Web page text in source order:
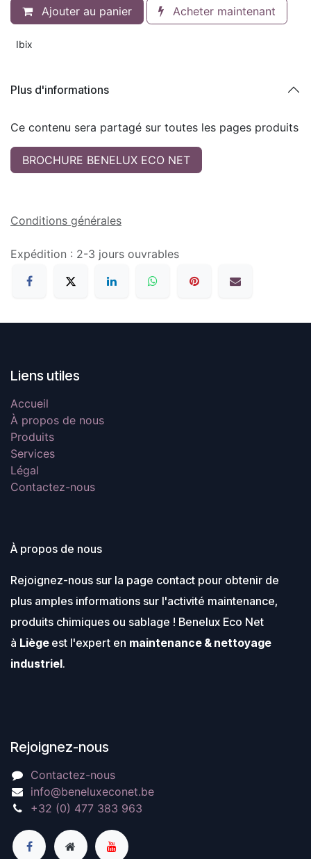
Ajouter au panier Acheter maintenant
Ibix
Plus d'informations
Ce contenu sera partagé sur toutes les pages produits
BROCHURE BENELUX ECO NET
Conditions générales
Expédition : 2-3 jours ouvrables
Liens utiles
Accueil
À propos de nous
Produits
Services
Légal
Contactez-nous
À propos de nous
Rejoignez-nous sur la page contact pour obtenir de
plus amples informations sur l'activité maintenance,
produits chimiques ou sablage ! Benelux Eco Net
à Liège est l'expert en maintenance & nettoyage
industriel.
Rejoignez-nous
Contactez-nous
info@beneluxeconet.be
+32 (0) 477 383 963